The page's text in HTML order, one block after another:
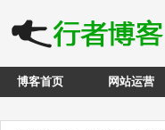
博客首页 网站运营